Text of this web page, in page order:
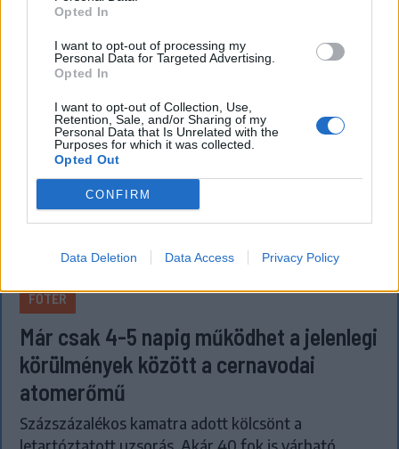
Opted In
I want to opt-out of processing my
Personal Data for Targeted Advertising.
Opted In
I want to opt-out of Collection, Use,
Retention, Sale, and/or Sharing of my
Personal Data that Is Unrelated with the
Purposes for which it was collected.
Opted Out
CONFIRM
Data Deletion Data Access Privacy Policy
FŐTÉR
Már csak 4-5 napig működhet a jelenlegi
körülmények között a cernavodai
atomerőmű
Százszázalékos kamatra adott kölcsönt a